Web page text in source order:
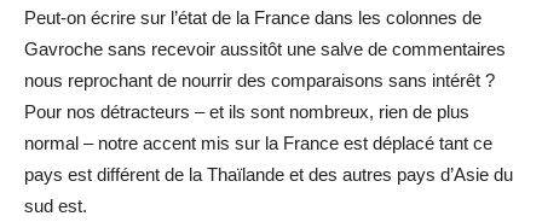
Peut-on écrire sur l’état de la France dans les colonnes de
Gavroche sans recevoir aussitôt une salve de commentaires
nous reprochant de nourrir des comparaisons sans intérêt ?
Pour nos détracteurs – et ils sont nombreux, rien de plus
normal – notre accent mis sur la France est déplacé tant ce
pays est différent de la Thaïlande et des autres pays d’Asie du
sud est.